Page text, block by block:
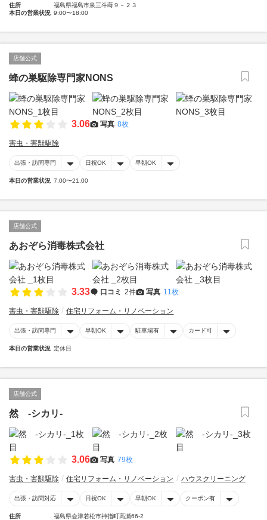
住所
福島県福島市泉三斗蒔９－２３
本日の営業状況 9:00〜18:00
店舗公式
蜂の巣駆除専門家NONS
3.06 写真 8枚
害虫・害獣駆除
出張・訪問専門 日祝OK 早朝OK
本日の営業状況 7:00〜21:00
店舗公式
あおぞら消毒株式会社
3.33 口コミ 2件 写真 11枚
害虫・害獣駆除 住宅リフォーム・リノベーション
出張・訪問専門 早朝OK 駐車場有 カード可
本日の営業状況 定休日
店舗公式
然 -シカリ-
3.06 写真 79枚
害虫・害獣駆除 住宅リフォーム・リノベーション ハウスクリーニング
出張・訪問対応 日祝OK 早朝OK クーポン有
住所
福島県会津若松市神指町高瀬66-2